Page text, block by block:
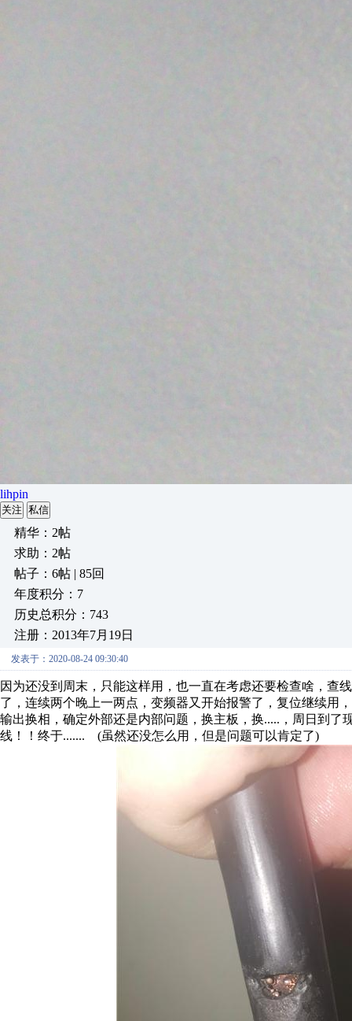
lihpin
关注 私信
精华：2帖
求助：2帖
帖子：6帖 | 85回
年度积分：7
历史总积分：743
注册：2013年7月19日
发表于：2020-08-24 09:30:40
因为还没到周末，只能这样用，也一直在考虑还要检查啥，查
了，连续两个晚上一两点，变频器又开始报警了，复位继续用
输出换相，确定外部还是内部问题，换主板，换.....，周日到
线！！终于....... (虽然还没怎么用，但是问题可以肯定了)